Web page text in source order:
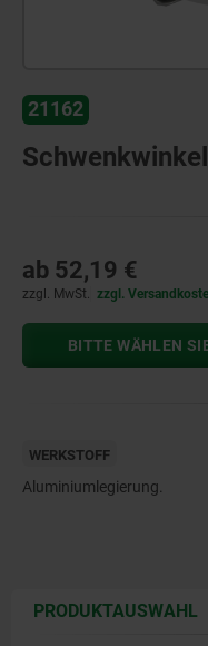
21162
Schwenkwinkel
ab 52,19 €
zzgl. MwSt. zzgl.
BITTE WÄHLEN
WERKSTOFF
Aluminiumlegierung.
PRODUKTAUSWAHL